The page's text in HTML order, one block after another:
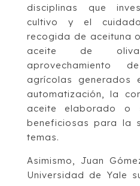
disciplinas que
cultivo y el
recogida de aceituna
aceite de
aprovechamiento
agrícolas generados
automatización, la
aceite elaborado o
beneficiosas para la
temas.
Asimismo, Juan
Universidad de Yale